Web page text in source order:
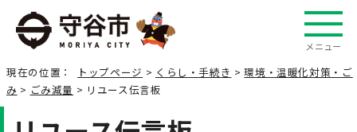
メニュー
現在の位置： トップページ > くらし・手続き >環境・温暖化対策・ご
み > ごみ減量 > リユース伝言板